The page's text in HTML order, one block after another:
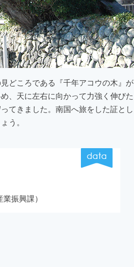
どころである『千年アコウの木』が
、天に左右に向かって力強く伸びた
てきました。南国へ旅をした証とし
う。
振興課）